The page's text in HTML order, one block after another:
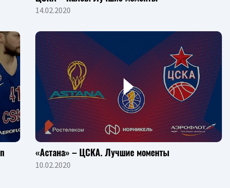
14.02.2020
«Астана» – ЦСКА. Лучшие моменты
10.02.2020